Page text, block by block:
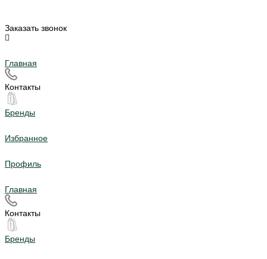
Заказать звонок
Главная
Контакты
Бренды
Избранное
Профиль
Главная
Контакты
Бренды